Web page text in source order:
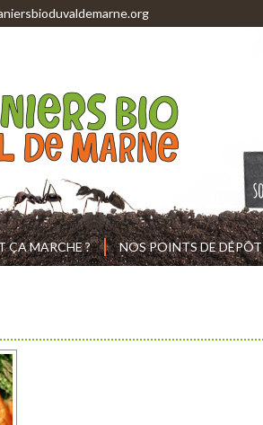
ÇA MARCHE ? NOS POINTS DE DÉPÔT